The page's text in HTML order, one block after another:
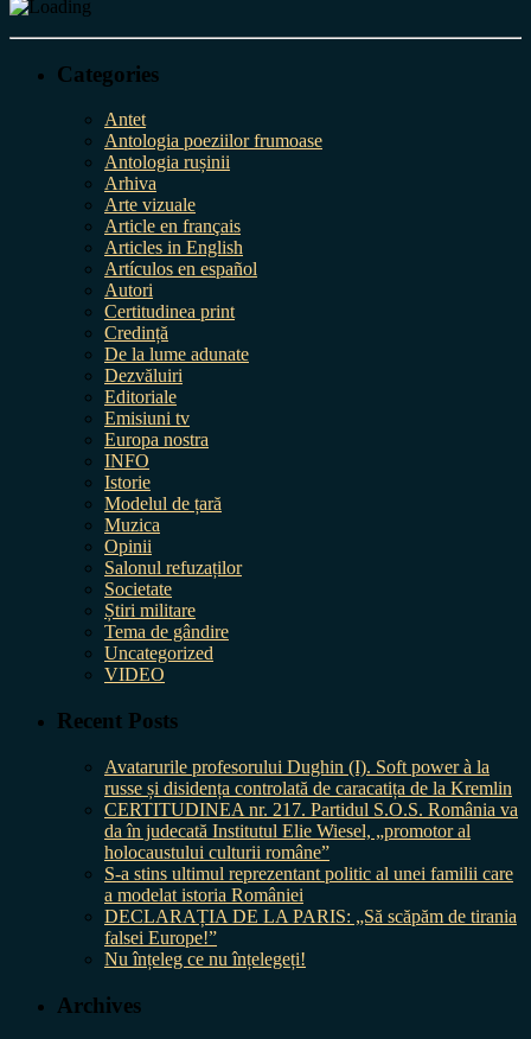
Categories
Antet
Antologia poeziilor frumoase
Antologia rușinii
Arhiva
Arte vizuale
Article en français
Articles in English
Artículos en español
Autori
Certitudinea print
Credință
De la lume adunate
Dezvăluiri
Editoriale
Emisiuni tv
Europa nostra
INFO
Istorie
Modelul de țară
Muzica
Opinii
Salonul refuzaților
Societate
Știri militare
Tema de gândire
Uncategorized
VIDEO
Recent Posts
Avatarurile profesorului Dughin (I). Soft power à la
russe și disidența controlată de caracatița de la Kremlin
CERTITUDINEA nr. 217. Partidul S.O.S. România va
da în judecată Institutul Elie Wiesel, „promotor al
holocaustului culturii române”
S-a stins ultimul reprezentant politic al unei familii care
a modelat istoria României
DECLARAȚIA DE LA PARIS: „Să scăpăm de tirania
falsei Europe!”
Nu înțeleg ce nu înțelegeți!
Archives